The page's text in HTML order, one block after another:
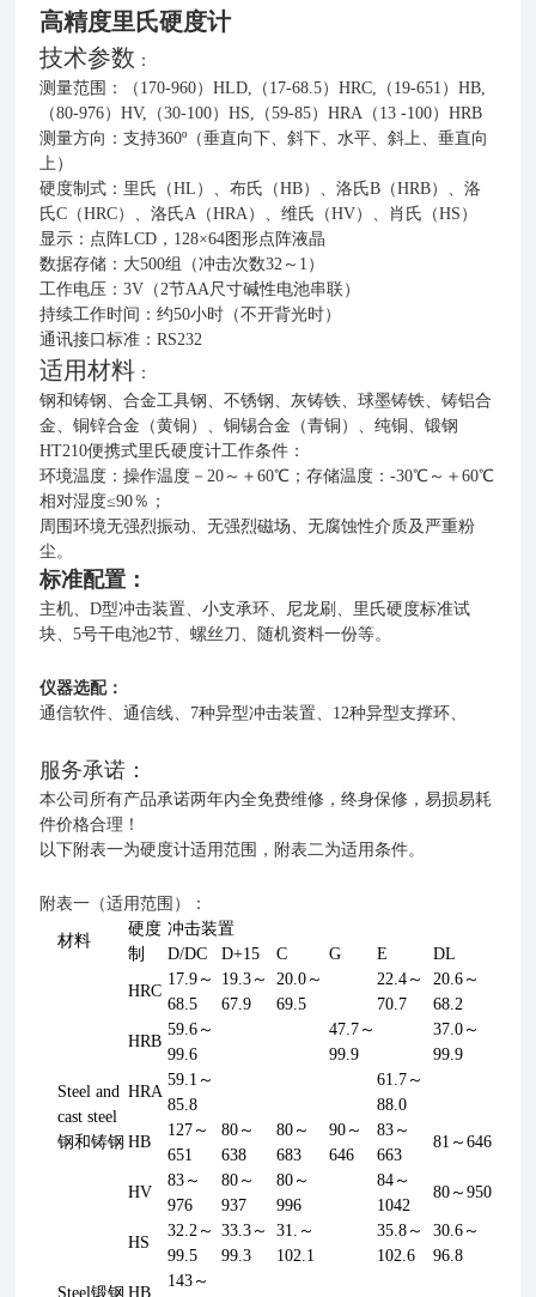
高精度里氏硬度计
技术参数 ：
测量范围：（170-960）HLD,（17-68.5）HRC,（19-651）HB,
（80-976）HV,（30-100）HS,（59-85）HRA（13 -100）HRB
测量方向：支持360º（垂直向下、斜下、水平、斜上、垂直向
上）
硬度制式：里氏（HL）、布氏（HB）、洛氏B（HRB）、洛
氏C（HRC）、洛氏A（HRA）、维氏（HV）、肖氏（HS）
显示：点阵LCD，128×64图形点阵液晶
数据存储：大500组（冲击次数32～1）
工作电压：3V（2节AA尺寸碱性电池串联）
持续工作时间：约50小时（不开背光时）
通讯接口标准：RS232
适用材料 ：
钢和铸钢、合金工具钢、不锈钢、灰铸铁、球墨铸铁、铸铝合
金、铜锌合金（黄铜）、铜锡合金（青铜）、纯铜、锻钢
HT210便携式里氏硬度计工作条件：
环境温度：操作温度－20～＋60℃；存储温度：-30℃～＋60℃
相对湿度≤90％；
周围环境无强烈振动、无强烈磁场、无腐蚀性介质及严重粉
尘。
标准配置：
主机、D型冲击装置、小支承环、尼龙刷、里氏硬度标准试
块、5号干电池2节、螺丝刀、随机资料一份等。
仪器选配：
通信软件、通信线、7种异型冲击装置、12种异型支撑环、
服务承诺 ：
本公司所有产品承诺两年内全免费维修，终身保修，易损易耗
件价格合理！
以下附表一为硬度计适用范围，附表二为适用条件。
附表一（适用范围）：
材料
硬度
制
冲击装置
D/DC
D+15 C G E DL
Steel and
cast steel
钢和铸钢
HRC
17.9～
68.5
19.3～
67.9
20.0～
69.5
22.4～
70.7
20.6～
68.2
HRB
59.6～
99.6
47.7～
99.9
37.0～
99.9
HRA
59.1～
85.8
61.7～
88.0
HB
127～
651
80～
638
80～
683
90～
646
83～
663
81～646
HV
83～
976
80～
937
80～
996
84～
1042
80～950
HS
32.2～
99.5
33.3～
99.3
31.～
102.1
35.8～
102.6
30.6～
96.8
Steel锻钢 HB
143～